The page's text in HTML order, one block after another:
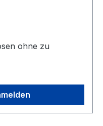
ohne zu